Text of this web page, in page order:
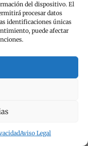
del dispositivo. El
procesar datos
identificaciones únicas
puede afectar
Aviso Legal
a las 11:05
hice y me encantó